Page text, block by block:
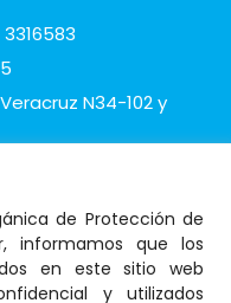
de Protección de
informamos que los
en este sitio web
y utilizados
N34-102 y